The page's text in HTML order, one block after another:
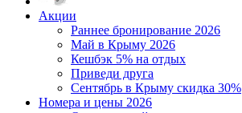
Акции
Раннее бронирование 2026
Май в Крыму 2026
Кешбэк 5% на отдых
Приведи друга
Сентябрь в Крыму скидка 30%
Номера и цены 2026